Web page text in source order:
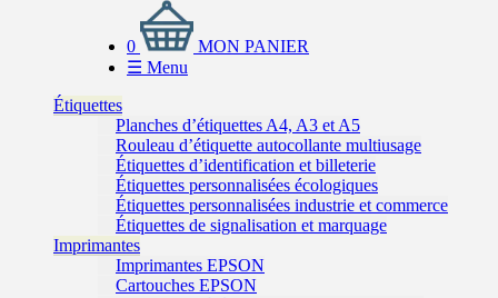
0
MON PANIER
☰ Menu
Étiquettes
Planches d’étiquettes A4, A3 et A5
Rouleau d’étiquette autocollante multiusage
Étiquettes d’identification et billeterie
Étiquettes personnalisées écologiques
Étiquettes personnalisées industrie et commerce
Étiquettes de signalisation et marquage
Imprimantes
Imprimantes EPSON
Cartouches EPSON